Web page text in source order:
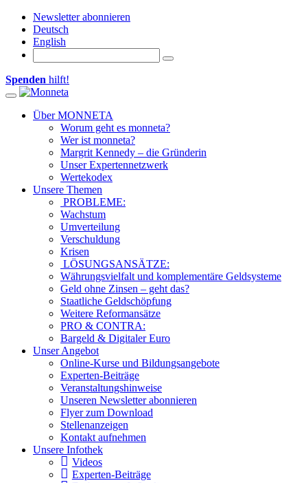
Newsletter abonnieren
Deutsch
English
Spenden hilft!
Toggle navigation
Über MONNETA
Worum geht es monneta?
Wer ist monneta?
Margrit Kennedy – die Gründerin
Unser Expertennetzwerk
Wertekodex
Unsere Themen
PROBLEME:
Wachstum
Umverteilung
Verschuldung
Krisen
LÖSUNGSANSÄTZE:
Währungsvielfalt und komplementäre Geldsysteme
Geld ohne Zinsen – geht das?
Staatliche Geldschöpfung
Weitere Reformansätze
PRO & CONTRA:
Bargeld & Digitaler Euro
Unser Angebot
Online-Kurse und Bildungsangebote
Experten-Beiträge
Veranstaltungshinweise
Unseren Newsletter abonnieren
Flyer zum Download
Stellenanzeigen
Kontakt aufnehmen
Unsere Infothek
Videos
Experten-Beiträge